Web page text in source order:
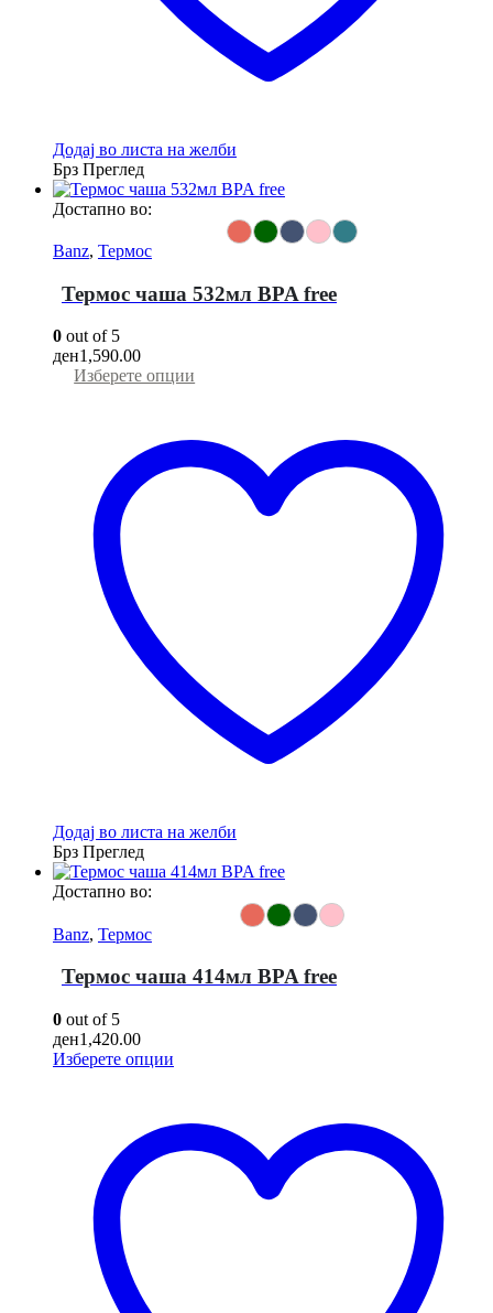
Додај во листа на желби
Брз Преглед
Достапно во:
Banz, Термос
Термос чаша 532мл BPA free
0 out of 5
ден1,590.00
Изберете опции
variants.
The
options
Додај во листа на желби
Брз Преглед
Достапно во:
Banz, Термос
Термос чаша 414мл BPA free
0 out of 5
ден1,420.00
Изберете опции
variants.
The